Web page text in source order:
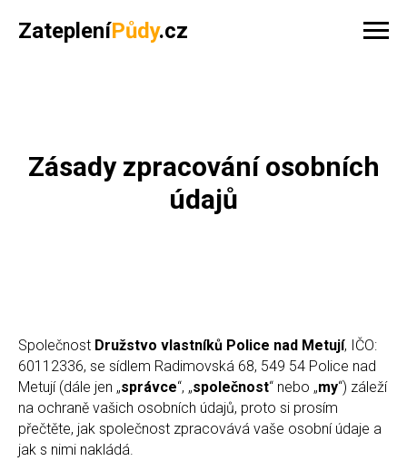
ZatepleníPůdy.cz
Zásady zpracování osobních
údajů
Společnost Družstvo vlastníků Police nad Metují, IČO:
60112336, se sídlem Radimovská 68, 549 54 Police nad
Metují (dále jen „správce“, „společnost“ nebo „my“) záleží
na ochraně vašich osobních údajů, proto si prosím
přečtěte, jak společnost zpracovává vaše osobní údaje a
jak s nimi nakládá.